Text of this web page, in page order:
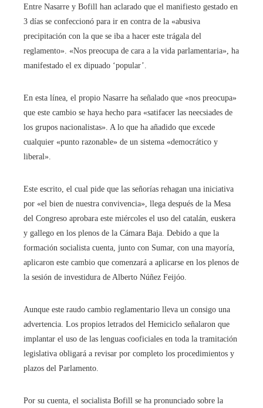
Entre Nasarre y Bofill han aclarado que el manifiesto gestado en
3 días se confeccionó para ir en contra de la «abusiva
precipitación con la que se iba a hacer este trágala del
reglamento». «Nos preocupa de cara a la vida parlamentaria», ha
manifestado el ex dipuado ‘popular’.
En esta línea, el propio Nasarre ha señalado que «nos preocupa»
que este cambio se haya hecho para «satifacer las neecsiades de
los grupos nacionalistas». A lo que ha añadido que excede
cualquier «punto razonable» de un sistema «democrático y
liberal».
Este escrito, el cual pide que las señorías rehagan una iniciativa
por «el bien de nuestra convivencia», llega después de la Mesa
del Congreso aprobara este miércoles el uso del catalán, euskera
y gallego en los plenos de la Cámara Baja. Debido a que la
formación socialista cuenta, junto con Sumar, con una mayoría,
aplicaron este cambio que comenzará a aplicarse en los plenos de
la sesión de investidura de Alberto Núñez Feijóo.
Aunque este raudo cambio reglamentario lleva un consigo una
advertencia. Los propios letrados del Hemiciclo señalaron que
implantar el uso de las lenguas cooficiales en toda la tramitación
legislativa obligará a revisar por completo los procedimientos y
plazos del Parlamento.
Por su cuenta, el socialista Bofill se ha pronunciado sobre la